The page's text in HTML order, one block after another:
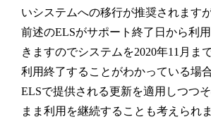
いシステムへの移行が推奨されますが
前述のELSがサポート終了日から利
きますのでシステムを2020年11月ま
利用終了することがわかっている場
ELSで提供される更新を適用しつつ
まま利用を継続することも考えられま